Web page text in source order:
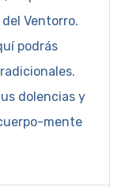
Ventorro.
podrás
dolencias y
mente